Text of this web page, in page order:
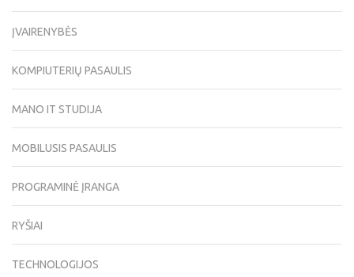
ĮVAIRENYBĖS
KOMPIUTERIŲ PASAULIS
MANO IT STUDIJA
MOBILUSIS PASAULIS
PROGRAMINĖ ĮRANGA
RYŠIAI
TECHNOLOGIJOS